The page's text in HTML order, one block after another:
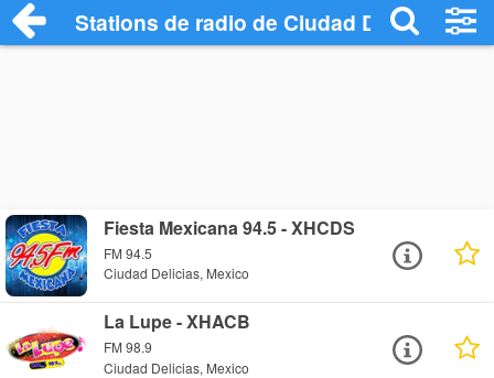
Stations de radio de Ciudad Delicias
Fiesta Mexicana 94.5 - XHCDS
FM 94.5
Ciudad Delicias, Mexico
La Lupe - XHACB
FM 98.9
Ciudad Delicias, Mexico